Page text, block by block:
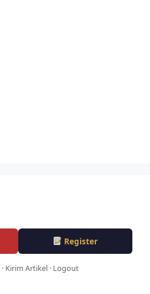
Register
· Kirim Artikel · Logout